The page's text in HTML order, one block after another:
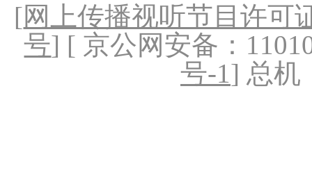
[网上传播视听节目许可
号] [ 京公网安备：
号-1] 总机